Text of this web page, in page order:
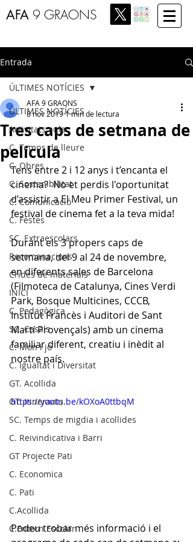
AFA 9 GRAONS
Entrada
ÚLTIMES NOTÍCIES
Activitats aula
C. Temps de lleure
C. Obres
C. Sostenibilitat
C. Comunicació
C. Festes
SC. Extraescolars
Recomanacions
Crides de materials
INICI
C. Pedagògica
SC. Casals
C. Mon i jo
C. Igualtat i Diversitat
GT. Acollida
GT. Itinerants
SC. Temps de migdia i acollides
C. Reivindicativa i Barri
GT Projecte Pati
C. Economica
C. Pati
C.Acollida
C.Entorn Escolar
ÚLTIMES NOTÍCIES
Tres caps de setmana de
película
AFA 9 GRAONS
8 nov 20191 min de lectura
Tens entre 2 i 12 anys i t’encanta el
cinema?  No et perdis l'oportunitat
d’assistir a El Meu Primer Festival, un
festival de cinema fet a la teva mida!
Durant els 3 propers caps de
setmana, del 9 al 24 de novembre,
en diferents sales de Barcelona
(Filmoteca de Catalunya, Cines Verdi
Park, Bosque Multicines, CCCB,
Institut Francès i Auditori de Sant
Martí Provençals) amb un cinema
familiar diferent, creatiu i inèdit al
nostre país.
https://youtu.be/kOXoA0ttbqM
Podeu trobar més informació i el